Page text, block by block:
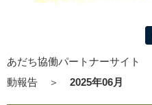
あだち協働パートナーサイト
動報告
＞ 2025年06月